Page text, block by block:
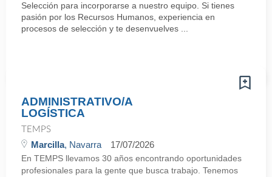
Selección para incorporarse a nuestro equipo. Si tienes
pasión por los Recursos Humanos, experiencia en
procesos de selección y te desenvuelves ...
ADMINISTRATIVO/A
LOGÍSTICA
TEMPS
Marcilla, Navarra 17/07/2026
En TEMPS llevamos 30 años encontrando oportunidades
profesionales para la gente que busca trabajo. Tenemos